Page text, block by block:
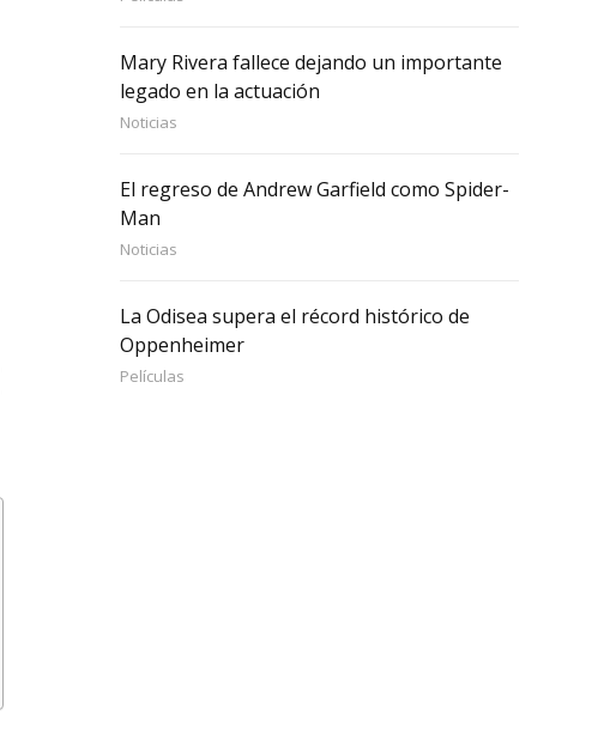
Mary Rivera fallece dejando un importante
legado en la actuación
Noticias
El regreso de Andrew Garfield como Spider-
Man
Noticias
La Odisea supera el récord histórico de
Oppenheimer
Películas